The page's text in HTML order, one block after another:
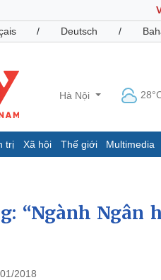
/ Deutsch /
Hà Nội
trị Xã hội Thế giới Multimedia
Dự báo thời tiết
Giáo dục
“Ngành Ngân
2018